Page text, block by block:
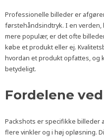
Professionelle billeder er
førstehåndsindtryk. I en
mere populær, er det ofte
købe et produkt eller ej.
hvordan et produkt opfattes, og
betydeligt.
Fordelene
Packshots er specifikke billeder
flere vinkler og i høj opløsning.